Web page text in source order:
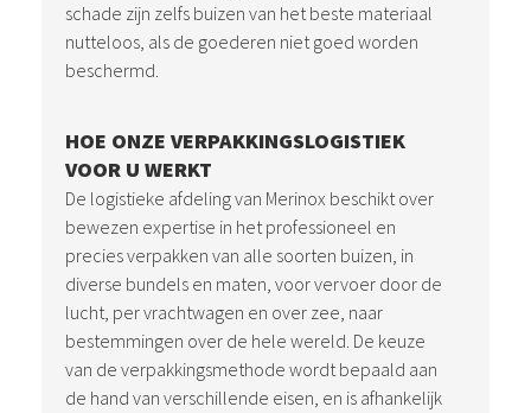
schade zijn zelfs buizen van het beste materiaal
nutteloos, als de goederen niet goed worden
beschermd.
HOE ONZE VERPAKKINGSLOGISTIEK
VOOR U WERKT
De logistieke afdeling van Merinox beschikt over
bewezen expertise in het professioneel en
precies verpakken van alle soorten buizen, in
diverse bundels en maten, voor vervoer door de
lucht, per vrachtwagen en over zee, naar
bestemmingen over de hele wereld. De keuze
van de verpakkingsmethode wordt bepaald aan
de hand van verschillende eisen, en is afhankelijk